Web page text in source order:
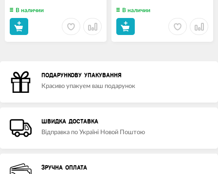
В наличии В наличии
ПОДАРУНКОВУ УПАКУВАННЯ
Красиво упакуем ваш подарунок
ШВИДКА ДОСТАВКА
Відправка по Україні Новой Поштою
ЗРУЧНА ОПЛАТА